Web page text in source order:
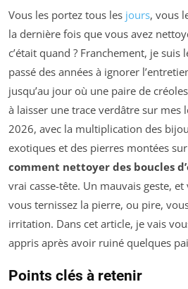
Vous les portez tous les jours, vous
la dernière fois que vous avez
c’était quand ? Franchement, je suis
passé des années à ignorer
jusqu’au jour où une paire de
à laisser une trace verdâtre sur mes
2026, avec la multiplication des
exotiques et des pierres montées
comment nettoyer des boucles
vrai casse-tête. Un mauvais geste,
vous ternissez la pierre, ou pire,
irritation. Dans cet article, je vais
appris après avoir ruiné quelques
Points clés à retenir